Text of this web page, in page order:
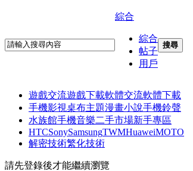
綜合
綜合
帖子
用戶
搜尋
遊戲交流遊戲下載軟體交流軟體下載
手機影視桌布主題漫畫小說手機鈴聲
水族館手機音樂二手市場新手專區
HTCSonySamsungTWMHuaweiMOTO
解密技術繁化技術
請先登錄後才能繼續瀏覽